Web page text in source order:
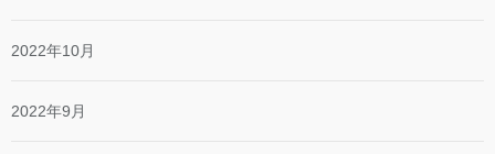
2022年10月
2022年9月